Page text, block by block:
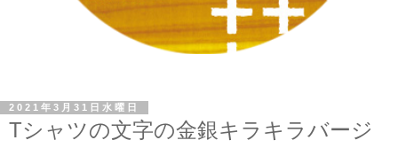
2021年3月31日水曜日
Tシャツの文字の金銀キラキラバージ